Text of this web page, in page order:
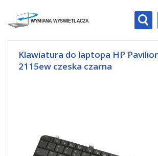
Klawiatura do laptopa HP
2115ew czeska czarna